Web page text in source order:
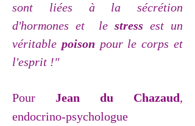
sont liées à la sécrétion
d'hormones et
le stress est un
véritable poison pour le corps et
l'esprit !"
Pour Jean du Chazaud,
endocrino-psychologue